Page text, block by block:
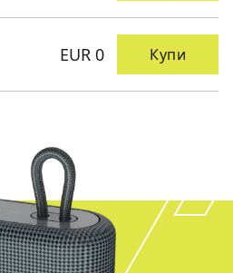
EUR 0 Купи